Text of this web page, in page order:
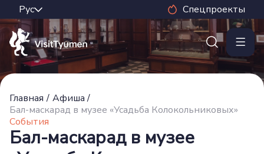
Спецпроекты
Главная / Афиша /
Бал-маскарад в музее «Усадьба Колокольниковых»
События
Бал-маскарад в музее